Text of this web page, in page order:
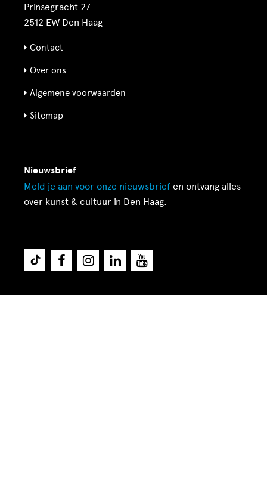
Prinsegracht 27
2512 EW Den Haag
Contact
Over ons
Algemene voorwaarden
Sitemap
Nieuwsbrief
Meld je aan voor onze nieuwsbrief en ontvang alles
over kunst & cultuur in Den Haag.